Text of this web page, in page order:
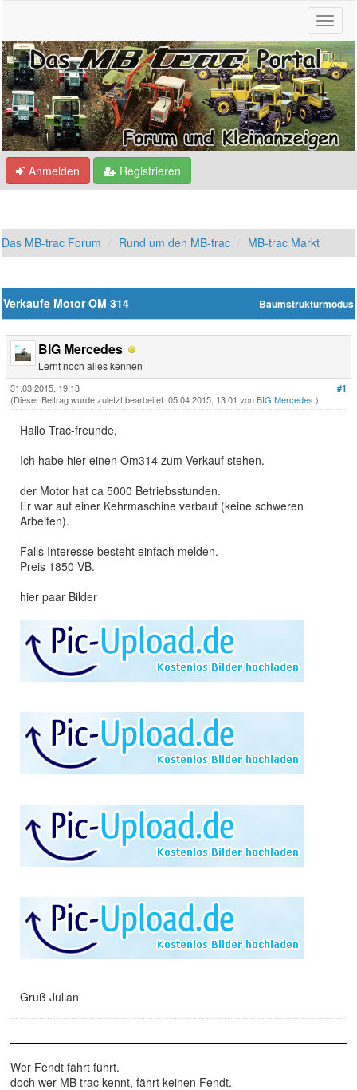
Anmelden Registrieren
Das MB-trac Forum Rund um den MB-trac MB-trac Markt
Baumstrukturmodus
Verkaufe Motor OM 314
BIG Mercedes
Lernt noch alles kennen
#1
31.03.2015, 19:13
(Dieser Beitrag wurde zuletzt bearbeitet: 05.04.2015, 13:01 vonBIG Mercedes .)
Hallo Trac-freunde,
Ich habe hier einen Om314 zum Verkauf stehen.
der Motor hat ca 5000 Betriebsstunden.
Er war auf einer Kehrmaschine verbaut (keine schweren
Arbeiten).
Falls Interesse besteht einfach melden.
Preis 1850 VB.
hier paar Bilder
Gruß Julian
Wer Fendt fährt führt.
doch wer MB trac kennt, fährt keinen Fendt.